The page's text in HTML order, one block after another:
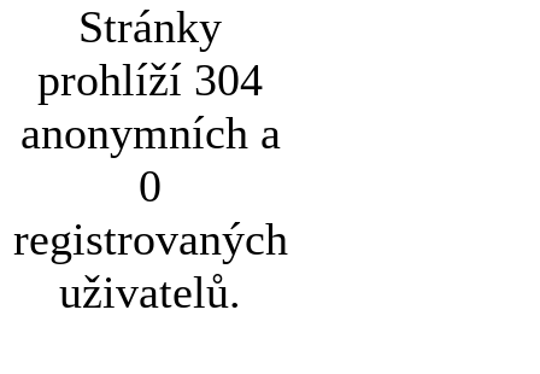
Stránky
prohlíží 304
anonymních a
0
registrovaných
uživatelů.